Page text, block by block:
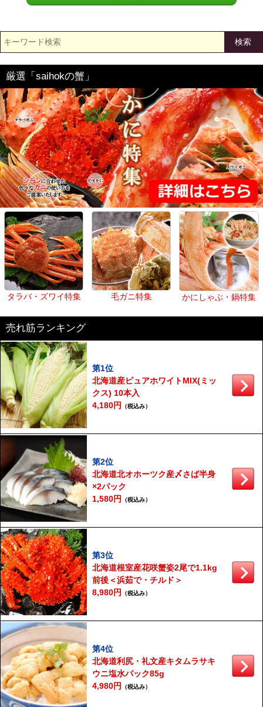
検索
厳選「saihokの蟹」
タラバ・ズワイ特集 毛ガニ特集 かにしゃぶ・鍋特集
売れ筋ランキング
第1位
北海道産ピュアホワイトMIX(ミッ
クス) 10本入
4,180円 （税込み）
第2位
北海道北オホーツク産〆さば半身
×2パック
1,580円 （税込み）
第3位
北海道根室産花咲蟹姿2尾で1.1kg
前後＜浜茹で・チルド＞
8,980円 （税込み）
第4位
北海道利尻・礼文産キタムラサキ
ウニ塩水パック85g
4,980円 （税込み）